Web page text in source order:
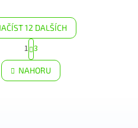
O
v
l
12 DALŠÍCH
S
t
r
á
n
1 3
NAHORU